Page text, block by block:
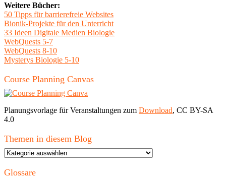
Weitere Bücher:
50 Tipps für barrierefreie Websites
Bionik-Projekte für den Unterricht
33 Ideen Digitale Medien Biologie
WebQuests 5-7
WebQuests 8-10
Mysterys Biologie 5-10
Course Planning Canvas
Planungsvorlage für Veranstaltungen zum Download, CC BY-SA
4.0
Themen in diesem Blog
Themen
diesem
Glossare